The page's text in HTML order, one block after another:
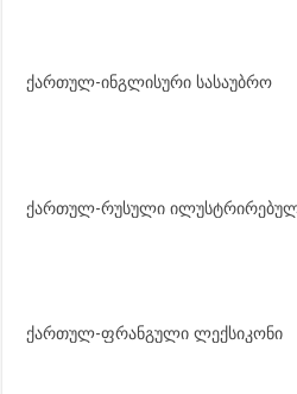
ქართულ-ინგლისური სასაუბრო
ქართულ-რუსული
ქართულ-ფრანგული ლექსიკონი